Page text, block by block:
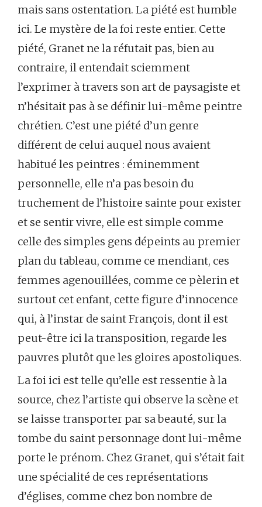
mais sans ostentation. La piété est humble
ici. Le mystère de la foi reste entier. Cette
piété, Granet ne la réfutait pas, bien au
contraire, il entendait sciemment
l’exprimer à travers son art de paysagiste et
n’hésitait pas à se définir lui-même peintre
chrétien. C’est une piété d’un genre
différent de celui auquel nous avaient
habitué les peintres : éminemment
personnelle, elle n’a pas besoin du
truchement de l’histoire sainte pour exister
et se sentir vivre, elle est simple comme
celle des simples gens dépeints au premier
plan du tableau, comme ce mendiant, ces
femmes agenouillées, comme ce pèlerin et
surtout cet enfant, cette figure d’innocence
qui, à l’instar de saint François, dont il est
peut-être ici la transposition, regarde les
pauvres plutôt que les gloires apostoliques.
La foi ici est telle qu’elle est ressentie à la
source, chez l’artiste qui observe la scène et
se laisse transporter par sa beauté, sur la
tombe du saint personnage dont lui-même
porte le prénom. Chez Granet, qui s’était fait
une spécialité de ces représentations
d’églises, comme chez bon nombre de